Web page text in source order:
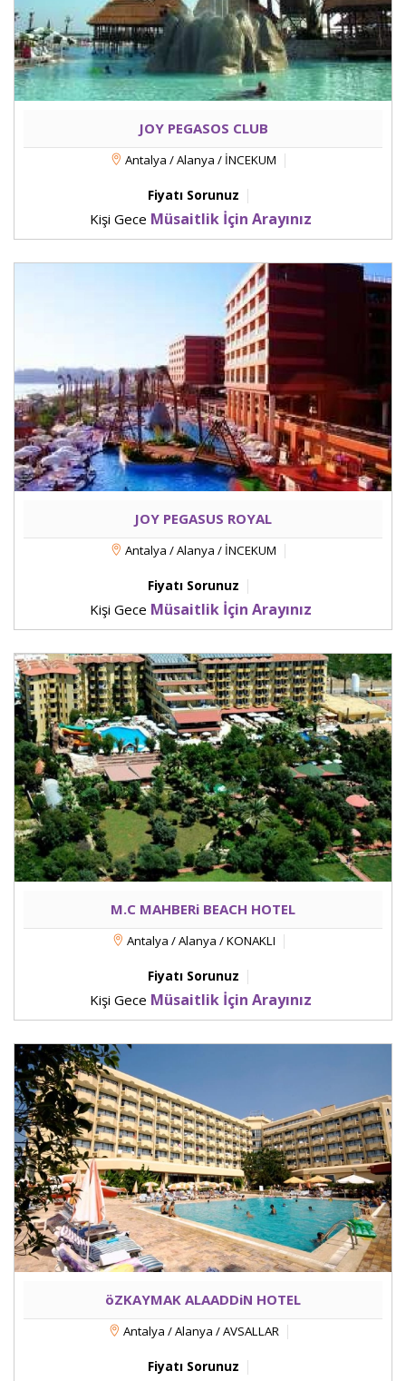
JOY PEGASOS CLUB
Antalya / Alanya / İNCEKUM
Fiyatı Sorunuz
Kişi Gece Müsaitlik İçin Arayınız
JOY PEGASUS ROYAL
Antalya / Alanya / İNCEKUM
Fiyatı Sorunuz
Kişi Gece Müsaitlik İçin Arayınız
M.C MAHBERi BEACH HOTEL
Antalya / Alanya / KONAKLI
Fiyatı Sorunuz
Kişi Gece Müsaitlik İçin Arayınız
öZKAYMAK ALAADDiN HOTEL
Antalya / Alanya / AVSALLAR
Fiyatı Sorunuz